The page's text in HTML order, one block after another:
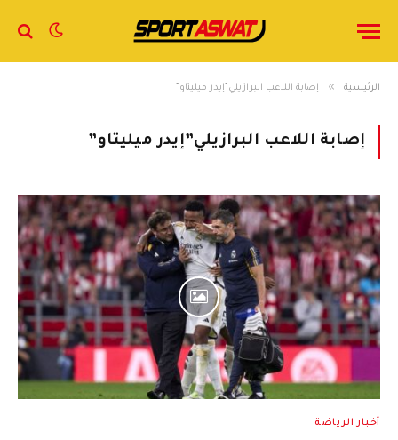
الرئيسية » إصابة اللاعب البرازيلي”إيدر ميليتاو”
إصابة اللاعب البرازيلي”إيدر ميليتاو”
أخبار الرياضة